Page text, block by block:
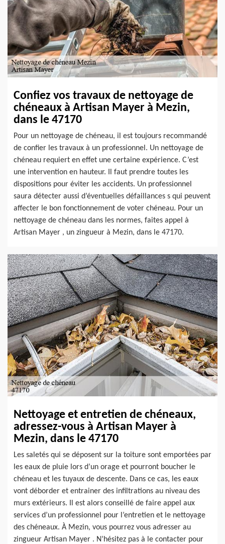
Confiez vos travaux de nettoyage de
chéneaux à Artisan Mayer à Mezin,
dans le 47170
Pour un nettoyage de chéneau, il est toujours recommandé
de confier les travaux à un professionnel. Un nettoyage de
chéneau requiert en effet une certaine expérience. C’est
une intervention en hauteur. Il faut prendre toutes les
dispositions pour éviter les accidents. Un professionnel
saura détecter aussi d’éventuelles défaillances s qui peuvent
affecter le bon fonctionnement de voter chéneau. Pour un
nettoyage de chéneau dans les normes, faites appel à
Artisan Mayer , un zingueur à Mezin, dans le 47170.
Nettoyage et entretien de chéneaux,
adressez-vous à Artisan Mayer à
Mezin, dans le 47170
Les saletés qui se déposent sur la toiture sont emportées par
les eaux de pluie lors d’un orage et pourront boucher le
chéneau et les tuyaux de descente. Dans ce cas, les eaux
vont déborder et entrainer des infiltrations au niveau des
murs extérieurs. Il est alors conseillé de faire appel aux
services d’un professionnel pour l’entretien et le nettoyage
des chéneaux. À Mezin, vous pourrez vous adresser au
zingueur Artisan Mayer . N’hésitez pas à le contacter pour